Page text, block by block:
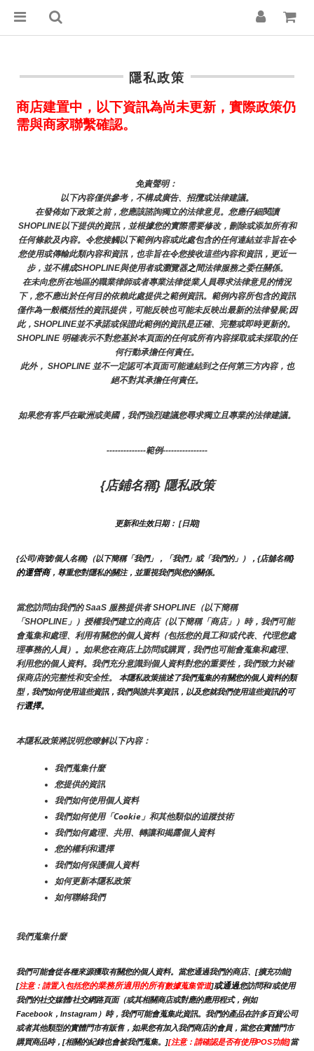
隱私政策
商店建置中，以下資訊為尚未更新，實際政策仍
需與商家聯繫確認。
免責聲明：
以下內容僅供參考，不構成廣告、招攬或法律建議。
在發佈如下政策之前，您應該諮詢獨立的法律意見。您應仔細閱讀
SHOPLINE以下提供的資訊，並根據您的實際需要修改，刪除或添加所有和
任何條款及內容。令您接觸以下範例內容或此處包含的任何連結並非旨在令
您使用或傳輸此類內容和資訊，也非旨在令您接收這些內容和資訊，更近一
步，並不構成SHOPLINE與使用者或瀏覽器之間法律服務之委任關係。
在未向您所在地區的職業律師或者專業法律從業人員尋求法律意見的情況
下，您不應出於任何目的依賴此處提供之範例資訊。範例內容所包含的資訊
僅作為一般概括性的資訊提供，可能反映也可能未反映出最新的法律發展;因
此，SHOPLINE並不承諾或保證此範例的資訊是正確、完整或即時更新的。
SHOPLINE 明確表示不對您基於本頁面的任何或所有內容採取或未採取的任
何行動承擔任何責任。
此外， SHOPLINE 並不一定認可本頁面可能連結到之任何第三方內容，也
絕不對其承擔任何責任。
如果您有客戶在歐洲或美國，我們強烈建議您尋求獨立且專業的法律建議。
--------------範例----------------
{店鋪名稱} 隱私政策
更新和生效日期： [日期]
{公司/商號/個人名稱}（以下簡稱「我們」，「我們」或「我們的」），{店舖名稱}
的運營商，尊重您對隱私的關注，並重視我們與您的關係。
當您訪問由我們的 SaaS 服務提供者 SHOPLINE（以下簡稱
「SHOPLINE」）授權我們建立的商店（以下簡稱「商店」）時，我們可能
會蒐集和處理、利用有關您的個人資料（包括您的員工和/或代表、代理您處
理事務的人員）。如果您在商店上訪問或購買，我們也可能會蒐集和處理、
利用您的個人資料。我們充分意識到個人資料對您的重要性，我們致力於確
保商店的完整性和安全性。
本隱私政策描述了我們蒐集的有關您的個人資料的類
型，我們如何使用這些資訊，我們與誰共享資訊，以及您就我們使用這些資訊的可
行選擇。
本隱私政策將説明您瞭解以下內容：
我們蒐集什麼
您提供的資訊
我們如何使用個人資料
我們如何使用「Cookie」和其他類似的追蹤技術
我們如何處理、共用、轉讓和揭露個人資料
您的權利和選擇
我們如何保護個人資料
如何更新本隱私政策
如何聯絡我們
我們蒐集什麼
我們可能會從各種來源獲取有關您的個人資料。當您通過我們的商店、[擴充功能]
[注意：請置入包括您的業務所適用的所有數據蒐集管道]或通過您訪問和/或使用
我們的社交媒體/社交網路頁面（或其相關商店或對應的應用程式，例如
Facebook，Instagram）時，我們可能會蒐集此資訊。我們的產品在許多百貨公司
或者其他類型的實體門市有販售，如果您有加入我們商店的會員，當您在實體門市
購買商品時，[相關的紀錄也會被我們蒐集。][注意：請確認是否有使用POS功能]當